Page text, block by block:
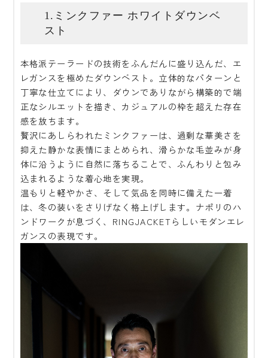
1.ミンクファー ホワイトダウンベ
スト
本格派テーラードの技術をふんだんに盛り込んだ、エ
レガンスを極めたダウンベスト。立体的なパターンと
丁寧な仕立てにより、ダウンでありながら構築的で端
正なシルエットを描き、カジュアルの枠を超えた存在
感を放ちます。
贅沢にあしらわれたミンクファーは、過剰な華美さを
抑えた静かな表情にまとめられ、滑らかな毛並みが身
体に沿うように自然に落ちることで、ふんわりと包み
込まれるような着心地を実現。
温もりと軽やかさ、そして気品を同時に備えた一着
は、冬の装いをさりげなく格上げします。ナポリのハ
ンドワークが息づく、RINGJACKETらしいモダンエレ
ガンスの表現です。